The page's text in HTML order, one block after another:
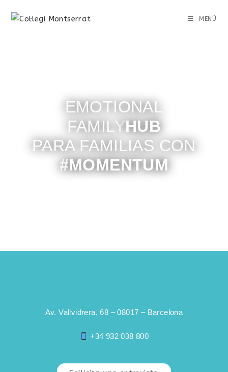
MENÚ
EMOTIONAL
FAMILYHUB
PARA FAMILIAS CON
#MOMENTUM
Av. Vallvidrera, 68 – 08017 – Barcelona
+34 932 038 800